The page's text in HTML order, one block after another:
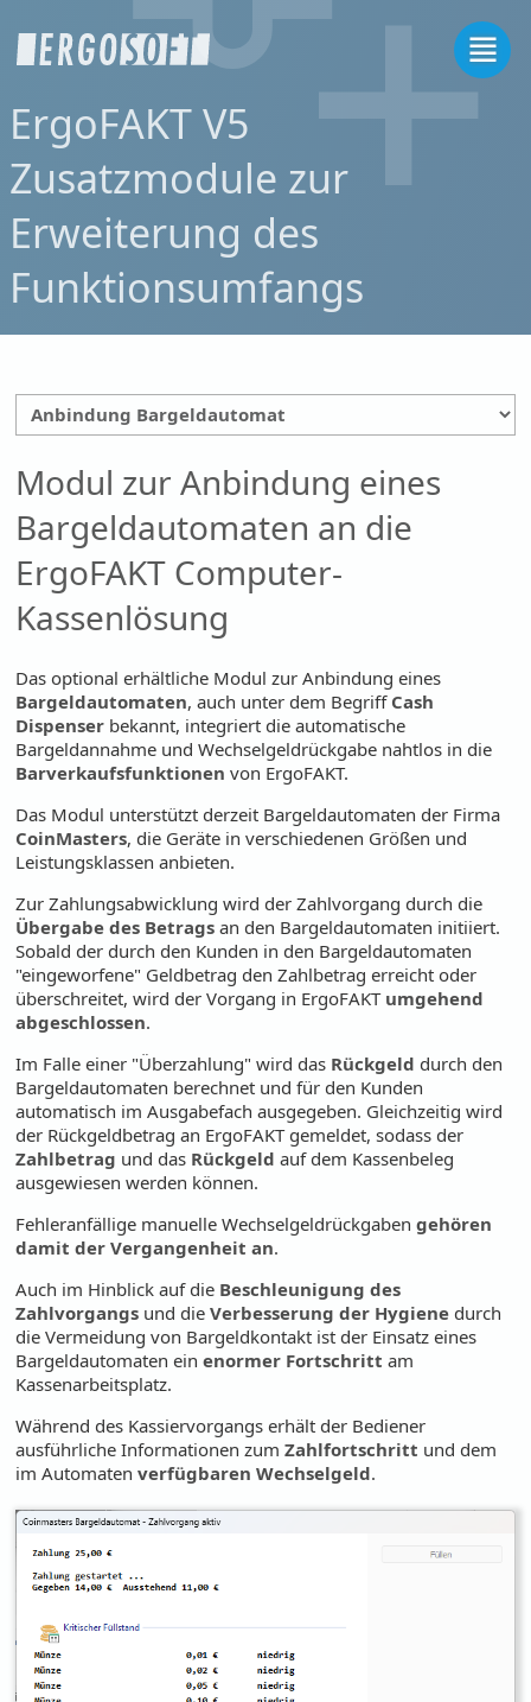
ErgoFAKT V5
Zusatzmodule zur
Erweiterung des
Funktionsumfangs
Modul zur Anbindung eines
Bargeldautomaten an die
ErgoFAKT Computer-
Kassenlösung
Das optional erhältliche Modul zur Anbindung eines
Bargeldautomaten, auch unter dem Begriff Cash
Dispenser bekannt, integriert die automatische
Bargeldannahme und Wechselgeldrückgabe nahtlos in die
Barverkaufsfunktionen von ErgoFAKT.
Das Modul unterstützt derzeit Bargeldautomaten der Firma
CoinMasters, die Geräte in verschiedenen Größen und
Leistungsklassen anbieten.
Zur Zahlungsabwicklung wird der Zahlvorgang durch die
Übergabe des Betrags an den Bargeldautomaten initiiert.
Sobald der durch den Kunden in den Bargeldautomaten
"eingeworfene" Geldbetrag den Zahlbetrag erreicht oder
überschreitet, wird der Vorgang in ErgoFAKT umgehend
abgeschlossen.
Im Falle einer "Überzahlung" wird das Rückgeld durch den
Bargeldautomaten berechnet und für den Kunden
automatisch im Ausgabefach ausgegeben. Gleichzeitig wird
der Rückgeldbetrag an ErgoFAKT gemeldet, sodass der
Zahlbetrag und das Rückgeld auf dem Kassenbeleg
ausgewiesen werden können.
Fehleranfällige manuelle Wechselgeldrückgabengehören
damit der Vergangenheit an.
Auch im Hinblick auf die Beschleunigung des
Zahlvorgangs und dieVerbesserung der Hygiene durch
die Vermeidung von Bargeldkontakt ist der Einsatz eines
Bargeldautomaten einenormer Fortschritt am
Kassenarbeitsplatz.
Während des Kassiervorgangs erhält der Bediener
ausführliche Informationen zumZahlfortschritt und dem
im Automatenverfügbaren Wechselgeld.